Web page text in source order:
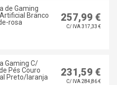
de Gaming
Branco
rosa
257,99 €
C/ IVA 317,33 €
Gaming C/
Pés Couro
Preto/laranja
231,59 €
C/ IVA 284,86 €